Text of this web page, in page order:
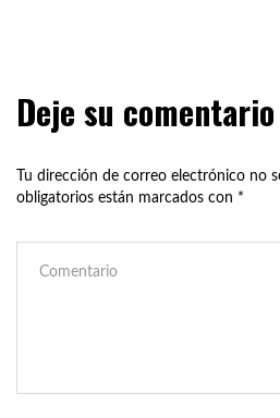
Deje su comentario
Tu dirección de correo electrónico no
obligatorios están marcados con *